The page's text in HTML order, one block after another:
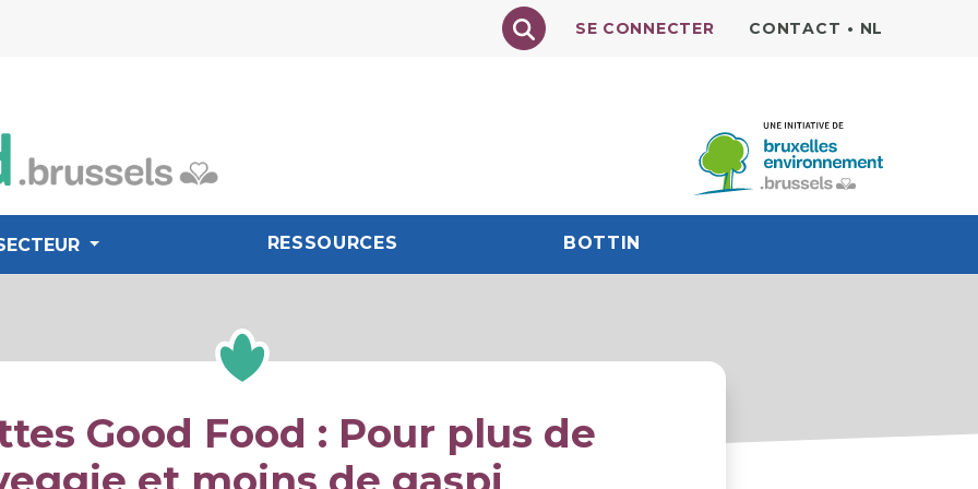
Texte à rechercher
SE CONNECTER CONTACT • NL
RESSOURCES BOTTIN
Good Food : Pour plus de